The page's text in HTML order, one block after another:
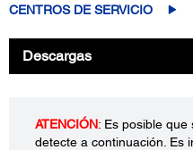
CENTROS DE SERVICIO
Descargas
ATENCIÓN: Es posible
detecte a continuación. Es